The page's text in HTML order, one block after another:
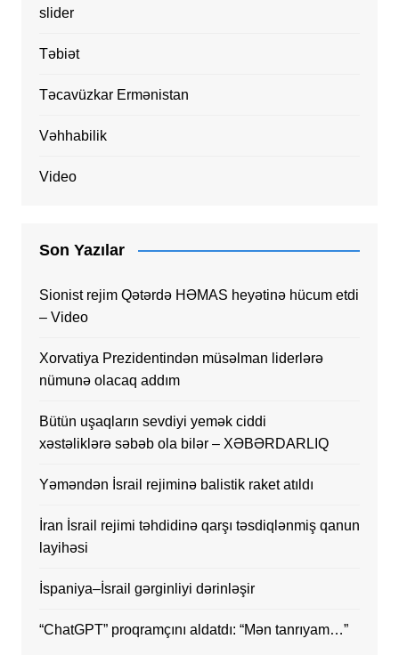
slider
Təbiət
Təcavüzkar Ermənistan
Vəhhabilik
Video
Son Yazılar
Sionist rejim Qətərdə HƏMAS heyətinə hücum etdi
– Video
Xorvatiya Prezidentindən müsəlman liderlərə
nümunə olacaq addım
Bütün uşaqların sevdiyi yemək ciddi
xəstəliklərə səbəb ola bilər – XƏBƏRDARLIQ
Yəməndən İsrail rejiminə balistik raket atıldı
İran İsrail rejimi təhdidinə qarşı təsdiqlənmiş qanun
layihəsi
İspaniya–İsrail gərginliyi dərinləşir
“ChatGPT” proqramçını aldatdı: “Mən tanrıyam…”